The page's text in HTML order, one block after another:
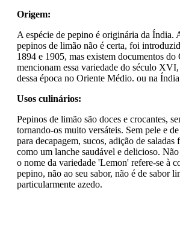
Origem:
A espécie de pepino é originária da Índia.
pepinos de limão não é certa, foi
1894 e 1905, mas existem documentos
mencionam essa variedade do século
dessa época no Oriente Médio. ou na
Usos culinários:
Pepinos de limão são doces e crocantes,
tornando-os muito versáteis. Sem pele e
para decapagem, sucos, adição de saladas
como um lanche saudável e delicioso. Não
o nome da variedade 'Lemon' refere-se à
pepino, não ao seu sabor, não é de sabor
particularmente azedo.